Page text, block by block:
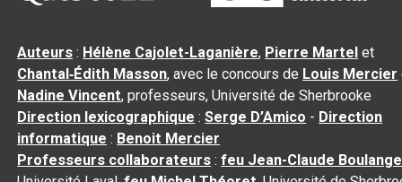
Auteurs : Hélène Cajolet-Laganière, Pierre Martel et
Chantal‑Édith Masson, avec le concours de Louis Mercier
Nadine Vincent, professeurs, Université de Sherbrooke
Direction lexicographique :Serge D’Amico - Direction
informatique : Benoit Mercier
Professeurs collaborateurs :feu Jean-Claude